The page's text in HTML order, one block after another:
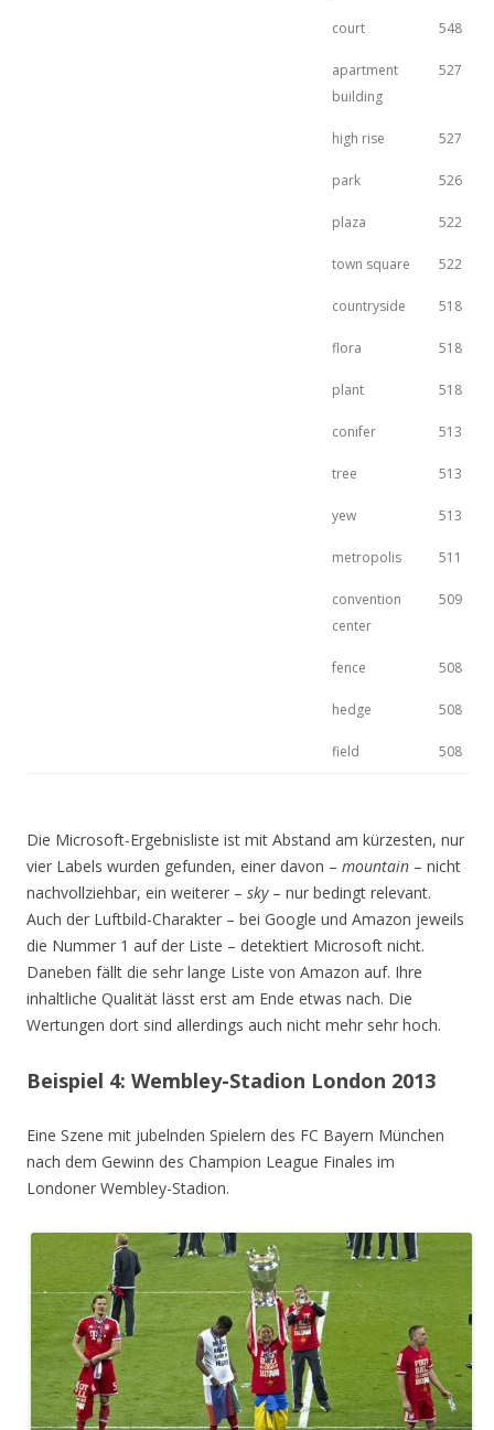
court 548
apartment
building
527
high rise 527
park 526
plaza 522
town square 522
countryside 518
flora 518
plant 518
conifer 513
tree 513
yew 513
metropolis 511
convention
center
509
fence 508
hedge 508
field 508
Die Microsoft-Ergebnisliste ist mit Abstand am kürzesten, nur
vier Labels wurden gefunden, einer davon – mountain – nicht
nachvollziehbar, ein weiterer – sky– nur bedingt relevant.
Auch der Luftbild-Charakter – bei Google und Amazon jeweils
die Nummer 1 auf der Liste – detektiert Microsoft nicht.
Daneben fällt die sehr lange Liste von Amazon auf. Ihre
inhaltliche Qualität lässt erst am Ende etwas nach. Die
Wertungen dort sind allerdings auch nicht mehr sehr hoch.
Beispiel 4: Wembley-Stadion London 2013
Eine Szene mit jubelnden Spielern des FC Bayern München
nach dem Gewinn des Champion League Finales im
Londoner Wembley-Stadion.